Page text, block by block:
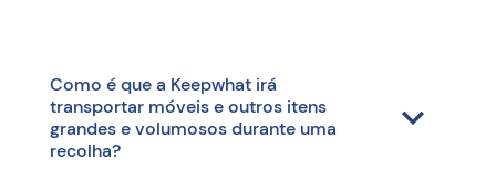
Como é que a Keepwhat irá
transportar móveis e outros itens
grandes e volumosos durante uma
recolha?